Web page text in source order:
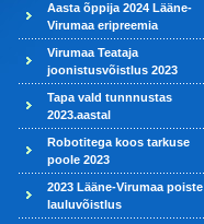
Aasta õppija 2024 Lääne-
Virumaa eripreemia
Virumaa Teataja
joonistusvõistlus 2023
Tapa vald tunnnustas
2023.aastal
Robotitega koos tarkuse
poole 2023
2023 Lääne-Virumaa poiste
lauluvõistlus